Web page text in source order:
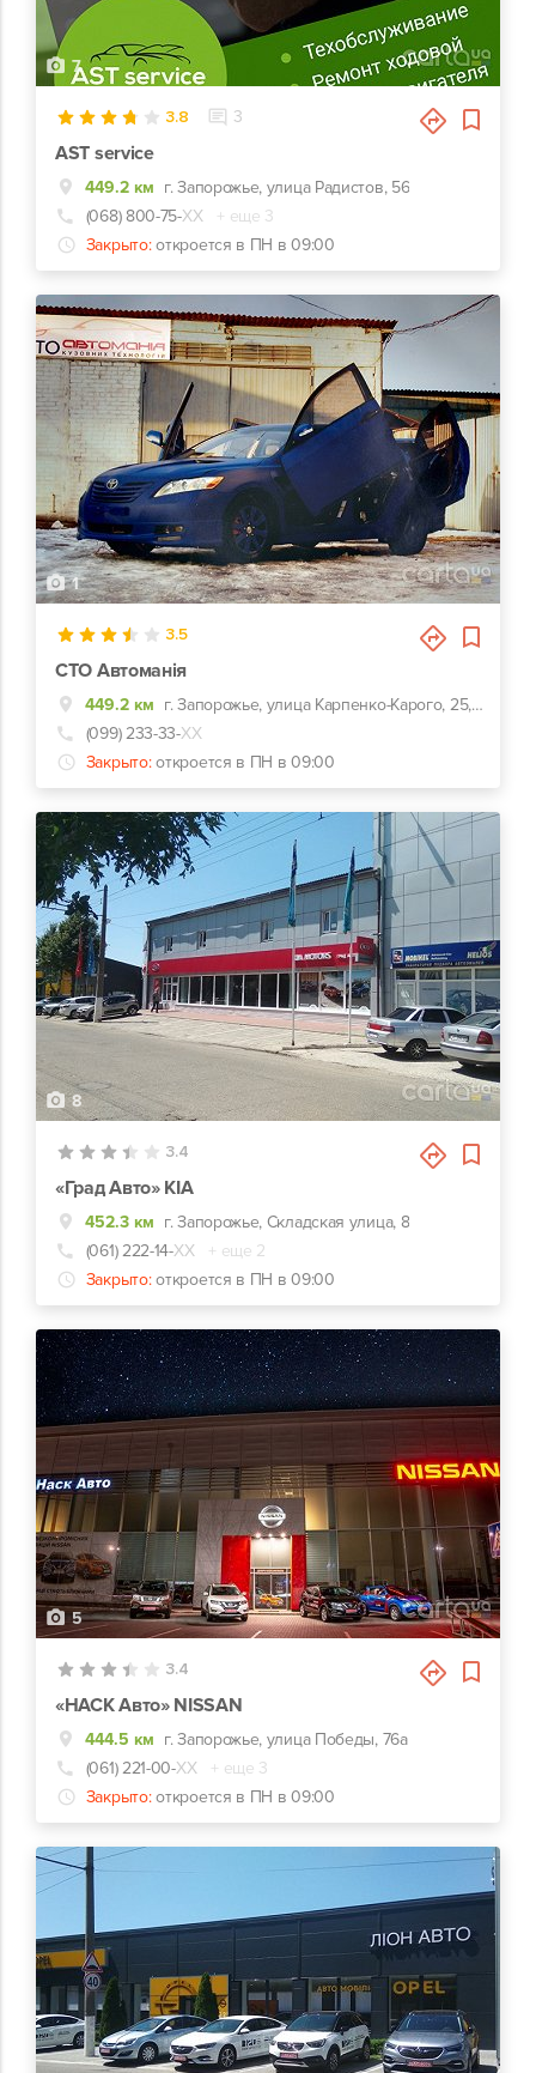
7
3.8 3
AST service
449.2 км г. Запорожье, улица Радистов, 56
(068) 800-75-ХХ
+ еще 3
Закрыто: откроется в ПН в 09:00
1
3.5
СТО Автоманія
449.2 км
г. Запорожье, улица Карпенко-Карого, 25, Нова пошта склад №2
(099) 233-33-ХХ
Закрыто: откроется в ПН в 09:00
8
3.4
«Град Авто» КІА
452.3 км г. Запорожье, Складская улица, 8
(061) 222-14-ХХ
+ еще 2
Закрыто: откроется в ПН в 09:00
5
3.4
«НАСК Авто» NISSAN
444.5 км г. Запорожье, улица Победы, 76а
(061) 221-00-ХХ
+ еще 3
Закрыто: откроется в ПН в 09:00